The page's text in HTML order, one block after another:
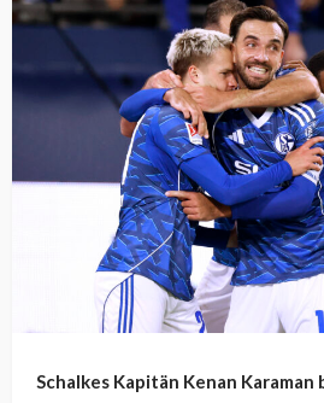
Schalkes Kapitän Kenan Karaman